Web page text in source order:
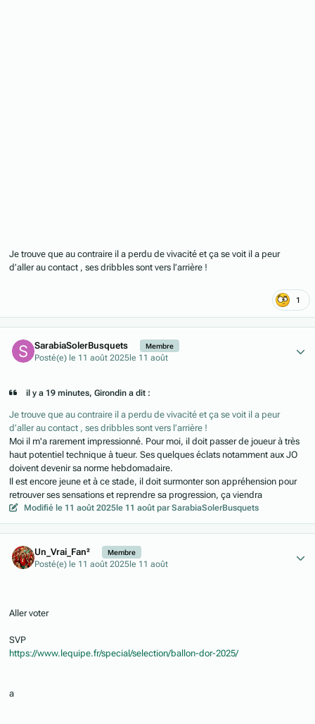
Je trouve que au contraire il a perdu de vivacité et ça se voit il a peur
d’aller au contact , ses dribbles sont vers l’arrière !
1
SarabiaSolerBusquets Membre
Posté(e) le 11 août 2025 le 11 août
il y a 19 minutes, Girondin a dit :
Je trouve que au contraire il a perdu de vivacité et ça se voit il a peur
d’aller au contact , ses dribbles sont vers l’arrière !
Moi il m'a rarement impressionné. Pour moi, il doit passer de joueur à très
haut potentiel technique à tueur. Ses quelques éclats notamment aux JO
doivent devenir sa norme hebdomadaire.
Il est encore jeune et à ce stade, il doit surmonter son appréhension pour
retrouver ses sensations et reprendre sa progression, ça viendra
Modifié le 11 août 2025 le 11 août par SarabiaSolerBusquets
Un_Vrai_Fan² Membre
Posté(e) le 11 août 2025 le 11 août
Aller voter
SVP
https://www.lequipe.fr/special/selection/ballon-dor-2025/
a